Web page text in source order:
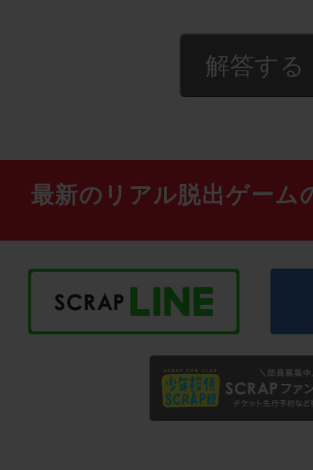
最新のリアル脱出ゲーム